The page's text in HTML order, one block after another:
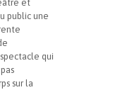
et
public une
qui
sur la